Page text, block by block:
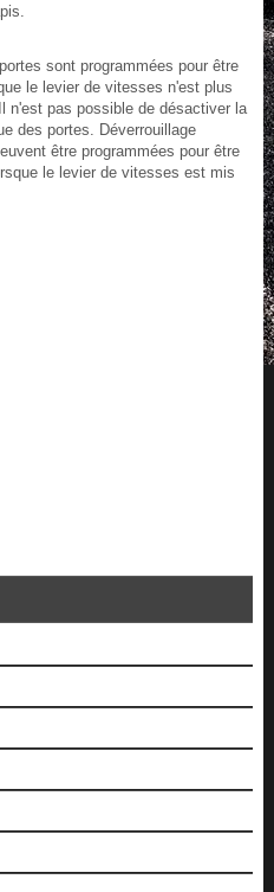
sont programmées pour être
le levier de vitesses n'est plus
n'est pas possible de désactiver la
des portes. Déverrouillage
être programmées pour être
le levier de vitesses est mis